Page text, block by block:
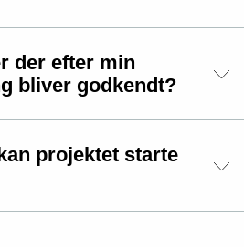
der efter min
bliver godkendt?
projektet starte